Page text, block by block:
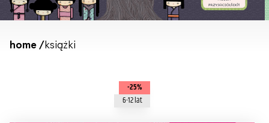
home / książki
-25%
6-12 lat